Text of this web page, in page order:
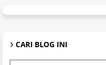
CARI BLOG INI